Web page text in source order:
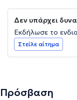
Δεν υπάρχει
Εκδήλωσε το
Στείλε αίτημα
Πρόσβαση